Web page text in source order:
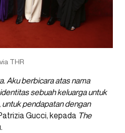
via THR
Aku berbicara atas nama
sebuah keluarga untuk
pendapatan dengan
Gucci, kepada The